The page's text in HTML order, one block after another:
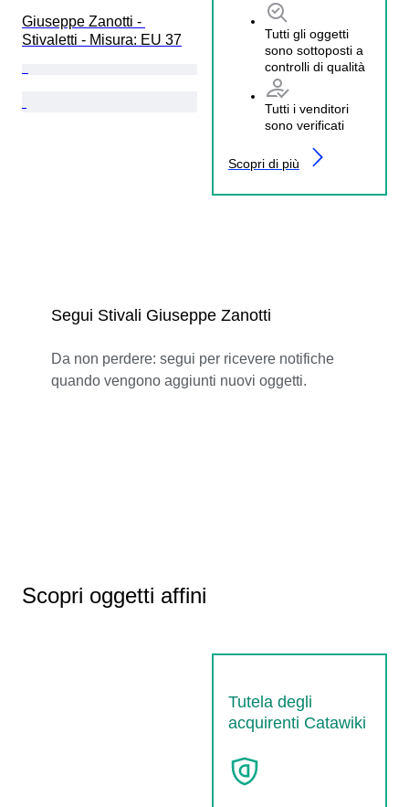
Giuseppe Zanotti -
Stivaletti - Misura: EU 37
Tutti gli oggetti
sono sottoposti a
controlli di qualità
Tutti i venditori
sono verificati
Scopri di più
Segui Stivali Giuseppe Zanotti
Da non perdere: segui per ricevere notifiche
quando vengono aggiunti nuovi oggetti.
Scopri oggetti affini
Tutela degli
acquirenti Catawiki